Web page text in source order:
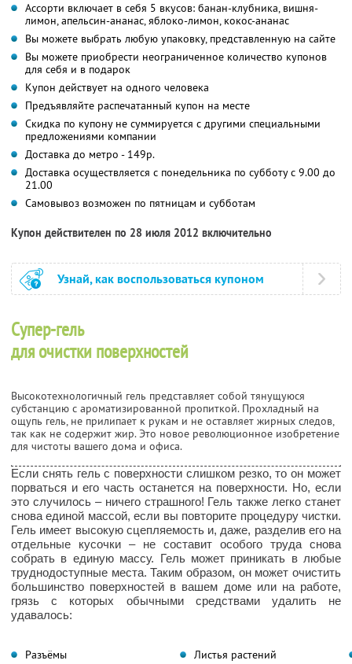
Ассорти включает в себя 5 вкусов: банан-клубника, вишня-
лимон, апельсин-ананас, яблоко-лимон, кокос-ананас
Вы можете выбрать любую упаковку, представленную на сайте
Вы можете приобрести неограниченное количество купонов
для себя и в подарок
Купон действует на одного человека
Предъявляйте распечатанный купон на месте
Скидка по купону не суммируется с другими специальными
предложениями компании
Доставка до метро - 149р.
Доставка осуществляется с понедельника по субботу с 9.00 до
21.00
Самовывоз возможен по пятницам и субботам
Купон действителен по 28 июля 2012 включительно
Узнай, как воспользоваться купоном
Супер-гель
для очистки поверхностей
Высокотехнологичный гель представляет собой тянущуюся
субстанцию с ароматизированной пропиткой. Прохладный на
ощупь гель, не прилипает к рукам и не оставляет жирных следов,
так как не содержит жир. Это новое революционное изобретение
для чистоты вашего дома и офиса.
Если снять гель с поверхности слишком резко, то он может
порваться и его часть останется на поверхности. Но, если
это случилось – ничего страшного! Гель также легко станет
снова единой массой, если вы повторите процедуру чистки.
Гель имеет высокую сцепляемость и, даже, разделив его на
отдельные кусочки – не составит особого труда снова
собрать в единую массу. Гель может приникать в любые
труднодоступные места. Таким образом, он может очистить
большинство поверхностей в вашем доме или на работе,
грязь с которых обычными средствами удалить не
удавалось:
Разъёмы
Листья растений